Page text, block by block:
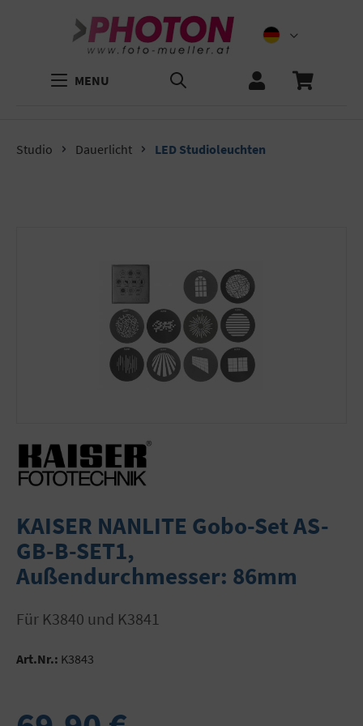
MENU
Studio Dauerlicht LED Studioleuchten
KAISER NANLITE Gobo-Set AS-
GB-B-SET1,
Außendurchmesser: 86mm
für K3840 und K3841
Art.Nr.: K3843